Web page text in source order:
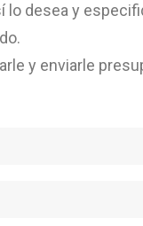
lo desea y
y enviarle